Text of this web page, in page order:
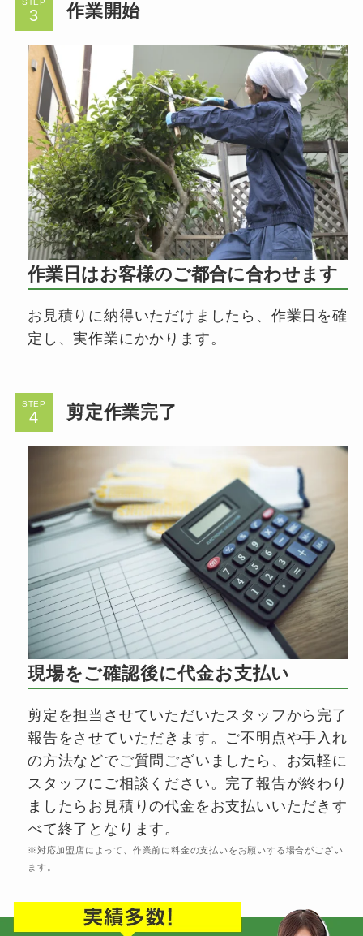
STEP 作業開始
作業日はお客様のご都合に合わせます
お見積りに納得いただけましたら、作業日を確
定し、実作業にかかります。
STEP 剪定作業完了
現場をご確認後に代金お支払い
剪定を担当させていただいたスタッフから完了
報告をさせていただきます。ご不明点や手入れ
の方法などでご質問ございましたら、お気軽に
スタッフにご相談ください。完了報告が終わり
ましたらお見積りの代金をお支払いいただきす
べて終了となります。
※対応加盟店によって、作業前に料金の支払いをお願いする場合がござい
ます。